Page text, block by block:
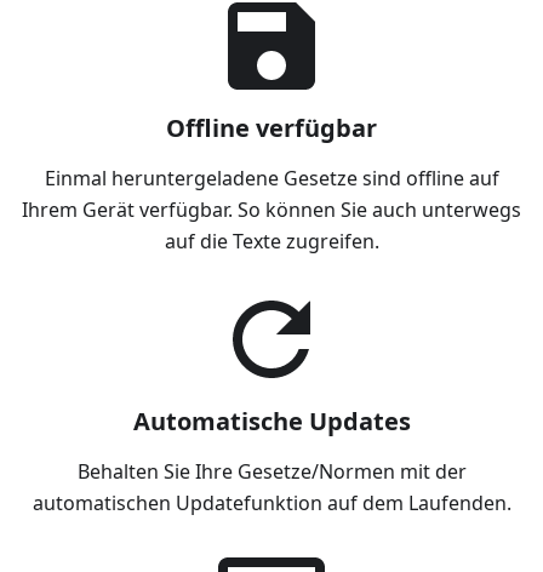
Offline verfügbar
Einmal heruntergeladene Gesetze sind offline auf
Ihrem Gerät verfügbar. So können Sie auch unterwegs
auf die Texte zugreifen.
Automatische Updates
Behalten Sie Ihre Gesetze/Normen mit der
automatischen Updatefunktion auf dem Laufenden.